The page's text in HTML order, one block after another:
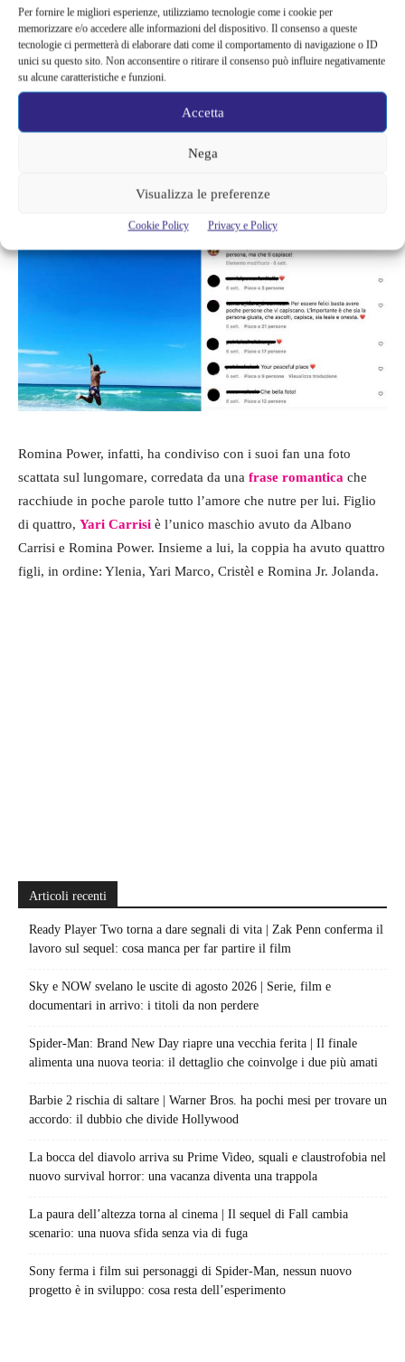
Per fornire le migliori esperienze, utilizziamo tecnologie come i cookie per
memorizzare e/o accedere alle informazioni del dispositivo. Il consenso a queste
tecnologie ci permetterà di elaborare dati come il comportamento di navigazione o ID
unici su questo sito. Non acconsentire o ritirare il consenso può influire negativamente
su alcune caratteristiche e funzioni.
Accetta
Nega
Visualizza le preferenze
Cookie Policy Privacy e Policy
La persona in questore è proprioYari Carrisi
maschio di Al Bano e Romina. Madre e figlio hanno un
bellissimo rapporto che coltivano ogni giorno, come mostrano le
Romina Power, infatti, ha condiviso con i suoi fan una foto
scattata sul lungomare, corredata da una frase romantica che
racchiude in poche parole tutto l’amore che nutre per lui. Figlio
di quattro, Yari Carrisi è l’unico maschio avuto da Albano
Carrisi e Romina Power. Insieme a lui, la coppia ha avuto quattro
figli, in ordine: Ylenia, Yari Marco, Cristèl e Romina Jr. Jolanda.
Articoli recenti
Ready Player Two torna a dare segnali di vita | Zak Penn conferma il
lavoro sul sequel: cosa manca per far partire il film
Sky e NOW svelano le uscite di agosto 2026 | Serie, film e
documentari in arrivo: i titoli da non perdere
Spider-Man: Brand New Day riapre una vecchia ferita | Il finale
alimenta una nuova teoria: il dettaglio che coinvolge i due più amati
Barbie 2 rischia di saltare | Warner Bros. ha pochi mesi per trovare un
accordo: il dubbio che divide Hollywood
La bocca del diavolo arriva su Prime Video, squali e claustrofobia nel
nuovo survival horror: una vacanza diventa una trappola
La paura dell’altezza torna al cinema | Il sequel di Fall cambia
scenario: una nuova sfida senza via di fuga
Sony ferma i film sui personaggi di Spider-Man, nessun nuovo
progetto è in sviluppo: cosa resta dell’esperimento